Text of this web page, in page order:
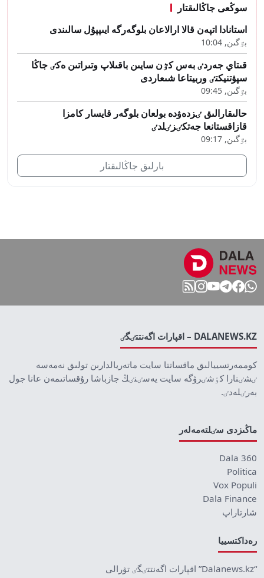
سوڭعى جاڭالىقتار
استانادا اتپەن قالا ارالاعان بلوگەرگە ايىپپۇل سالىندى
بٷگىن, 10:04
قىتاي جەردٸ بەس كٷن سايىن باقىلاپ وتىراتىن ەكٸ جاڭا
سپۋتنيكتٸ وربيتاعا شىعاردى
بٷگىن, 09:45
حالىقارالىق ٸزدەۋدە بولعان بلوگەر قايسار كامزا
قازاقستانعا جەتكٸزٸلدٸ
بٷگىن, 09:17
بارلىق جاڭالىقتار
DALANEWS.KZ – اقپارات اگەنتتٸگٸ
كوممەرتسييالىق ماقساتتا سايت ماتەريالدارىن تولىق نەمەسە
ٸشٸنارا كٶشٸرۋگە سايت يەسٸنٸڭ جازباشا رۇقساتىمەن عانا جول
بەرٸلەدٸ.
ماڭىزدى سٸلتەمەلەر
Dala 360
Politica
Vox Populi
Dala Finance
شارتاراپ
رەداكتسييا
“Dalanews.kz” اقپارات اگەنتتٸگٸ تۋرالى